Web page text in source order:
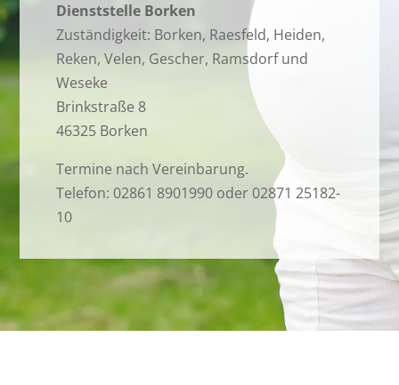
Dienststelle Borken
Zuständigkeit: Borken, Raesfeld, Heiden,
Reken, Velen, Gescher, Ramsdorf und
Weseke
Brinkstraße 8
46325 Borken
Termine nach Vereinbarung.
Telefon: 02861 8901990 oder 02871 25182-
10